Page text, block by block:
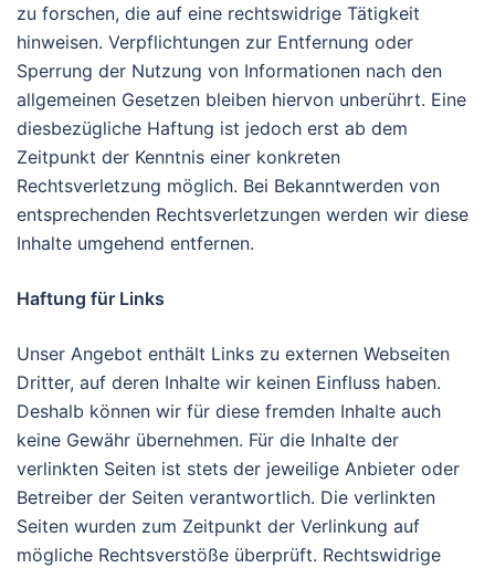
zu forschen, die auf eine rechtswidrige Tätigkeit
hinweisen. Verpflichtungen zur Entfernung oder
Sperrung der Nutzung von Informationen nach den
allgemeinen Gesetzen bleiben hiervon unberührt. Eine
diesbezügliche Haftung ist jedoch erst ab dem
Zeitpunkt der Kenntnis einer konkreten
Rechtsverletzung möglich. Bei Bekanntwerden von
entsprechenden Rechtsverletzungen werden wir diese
Inhalte umgehend entfernen.
Haftung für Links
Unser Angebot enthält Links zu externen Webseiten
Dritter, auf deren Inhalte wir keinen Einfluss haben.
Deshalb können wir für diese fremden Inhalte auch
keine Gewähr übernehmen. Für die Inhalte der
verlinkten Seiten ist stets der jeweilige Anbieter oder
Betreiber der Seiten verantwortlich. Die verlinkten
Seiten wurden zum Zeitpunkt der Verlinkung auf
mögliche Rechtsverstöße überprüft. Rechtswidrige